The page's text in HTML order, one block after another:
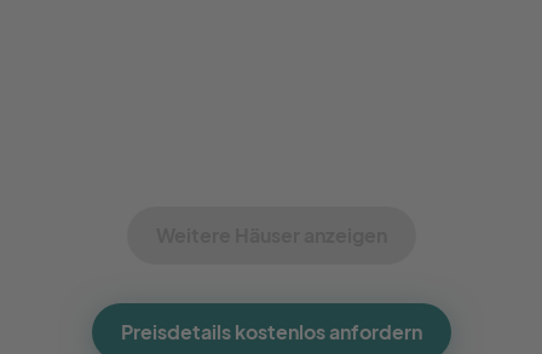
Preisdetails kostenlos anfordern